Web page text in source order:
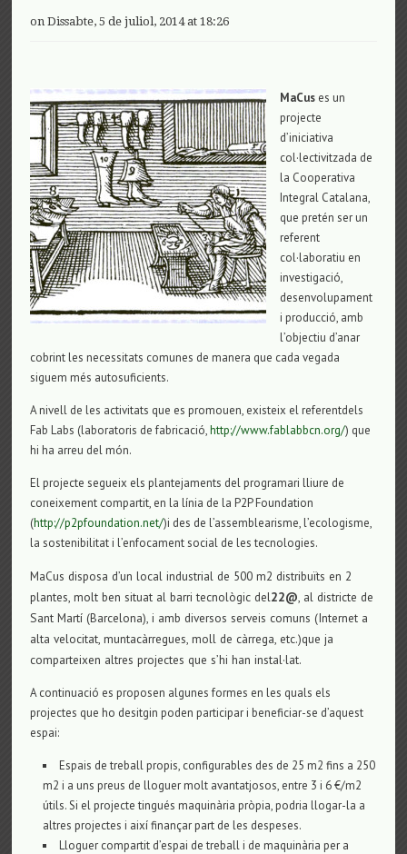
on Dissabte, 5 de juliol, 2014 at 18:26
MaCus es un
projecte
d’iniciativa
col·lectivitzada de
la Cooperativa
Integral Catalana,
que pretén ser un
referent
col·laboratiu en
investigació,
desenvolupament
i producció, amb
l’objectiu d’anar
cobrint les necessitats comunes de manera que cada vegada
siguem més autosuficients.
A nivell de les activitats que es promouen, existeix el referentdels
Fab Labs (laboratoris de fabricació,http://www.fablabbcn.org/) que
hi ha arreu del món.
Elprojecte segueix els plantejaments delprogramarilliure de
coneixement compartit, en lalínia de laP2PFoundation
(http://p2pfoundation.net/)i des de l’assemblearisme,l’ecologisme,
lasostenibilitatil’enfocamentsocial de lestecnologies.
MaCus disposa d’un local industrial de 500 m2 distribuïts en 2
plantes, molt ben situat al barri tecnològic del22@, al districte de
Sant Martí (Barcelona), i amb diversos serveis comuns (Internet a
alta velocitat, muntacàrregues, moll de càrrega, etc.)que ja
comparteixen altres projectes que s’hi han instal·lat.
A continuació es proposen algunes formes en les quals els
projectes que ho desitgin poden participar i beneficiar-se d’aquest
espai:
Espais de treball propis, configurables des de 25 m2 fins a 250
m2 i a uns preus de lloguer molt avantatjosos, entre 3 i 6 €/m2
útils. Si el projecte tingués maquinària pròpia, podria llogar-la a
altres projectes i així finançar part de les despeses.
Lloguer compartit d’espai de treball i de maquinària per a